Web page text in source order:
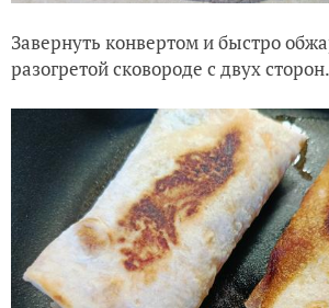
Завернуть конвертом и быстро
разогретой сковороде с двух сторон.